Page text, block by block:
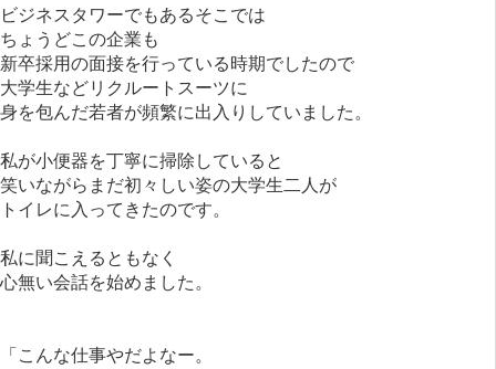
ビジネスタワーでもあるそこでは
ちょうどこの企業も
新卒採用の面接を行っている時期でしたので
大学生などリクルートスーツに
身を包んだ若者が頻繁に出入りしていました。
私が小便器を丁寧に掃除していると
笑いながらまだ初々しい姿の大学生二人が
トイレに入ってきたのです。
私に聞こえるともなく
心無い会話を始めました。
「こんな仕事やだよなー。